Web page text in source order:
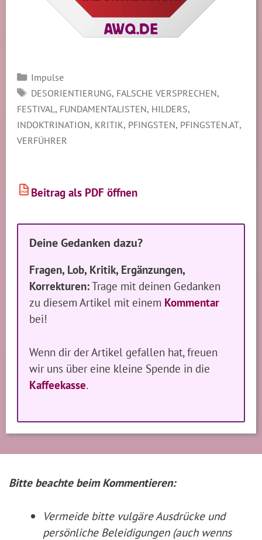
Kategorien
Impulse
SCHLAGWÖRTER
DESORIENTIERUNG, FALSCHE VERSPRECHEN,
FESTIVAL, FUNDAMENTALISTEN, HILDERS,
INDOKTRINATION, KRITIK, PFINGSTEN, PFINGSTEN.AT,
VERFÜHRER
PDF Beitrag als PDF öffnen
Deine Gedanken dazu?
Fragen, Lob, Kritik, Ergänzungen,
Korrekturen:Trage mit deinen Gedanken
zu diesem Artikel mit einem Kommentar
bei!
Wenn dir der Artikel gefallen hat, freuen
wir uns über eine kleine Spende in die
Kaffeekasse.
Bitte beachte beim Kommentieren:
Vermeide bitte vulgäre Ausdrücke und
persönliche Beleidigungen (auch wenns